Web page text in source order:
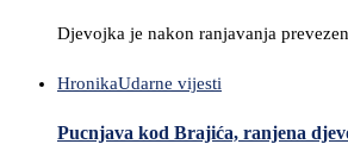
Djevojka je nakon ranjavanja
HronikaUdarne vijesti
Pucnjava kod Brajića, ranjena